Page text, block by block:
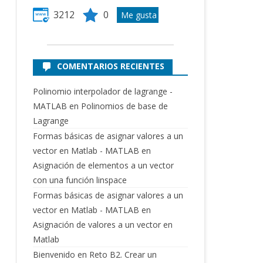
3212 0
COMENTARIOS RECIENTES
Polinomio interpolador de lagrange -
MATLAB en Polinomios de base de
Lagrange
Formas básicas de asignar valores a un
vector en Matlab - MATLAB en
Asignación de elementos a un vector
con una función linspace
Formas básicas de asignar valores a un
vector en Matlab - MATLAB en
Asignación de valores a un vector en
Matlab
Bienvenido en Reto B2. Crear un